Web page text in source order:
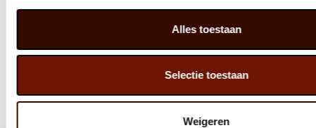
Alles toestaan
Selectie toestaan
Weigeren
MEMBER OFWBEGROUP